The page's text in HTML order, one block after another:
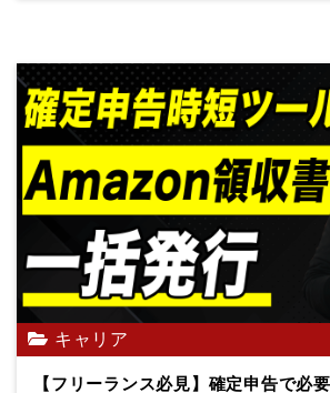
キャリア
【フリーランス必見】確定申告で必